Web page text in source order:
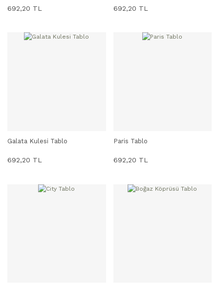
692,20 TL 692,20 TL
SEPETE EKLE
Galata Kulesi Tablo
692,20 TL
SEPETE EKLE
Paris Tablo
692,20 TL